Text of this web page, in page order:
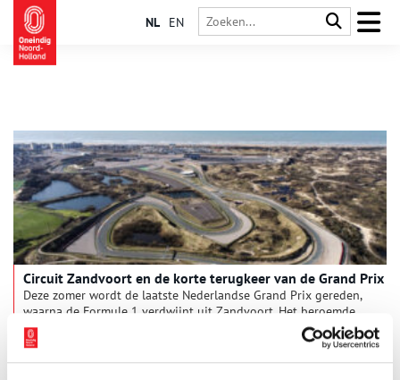
NL EN
Circuit Zandvoort en de korte terugkeer van de Grand Prix
Deze zomer wordt de laatste Nederlandse Grand Prix gereden,
waarna de Formule 1 verdwijnt uit Zandvoort. Het beroemde
race evenement, dat tussen 1948 en 1985 jaarlijks op het
circuit van Zandvoort georganiseerd werd, maakte de
afgelopen vijf jaar een indrukwekkende comeback. Hoe kon